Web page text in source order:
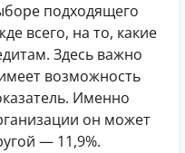
подходящего
всего, на то, какие
Здесь важно
возможность
Именно
он может
— 11,9%.